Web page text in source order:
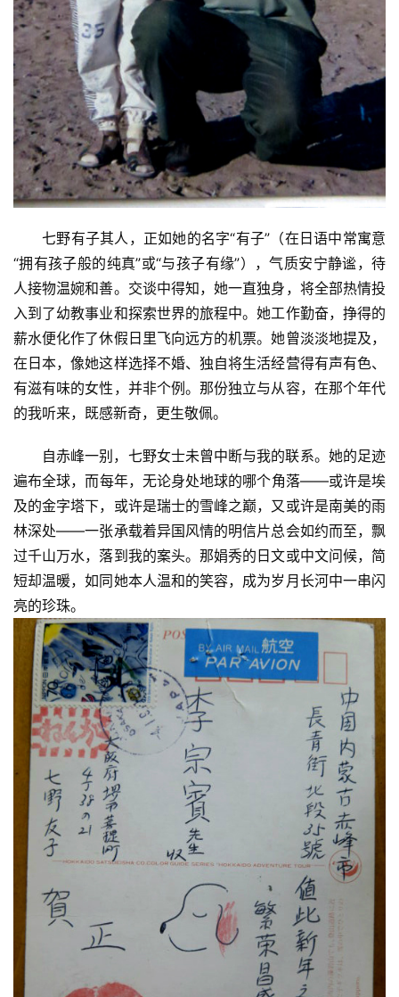
七野有子其人，正如她的名字“有子”（在日语中常寓意
“拥有孩子般的纯真”或“与孩子有缘”），气质安宁静谧，待
人接物温婉和善。交谈中得知，她一直独身，将全部热情投
入到了幼教事业和探索世界的旅程中。她工作勤奋，挣得的
薪水便化作了休假日里飞向远方的机票。她曾淡淡地提及，
在日本，像她这样选择不婚、独自将生活经营得有声有色、
有滋有味的女性，并非个例。那份独立与从容，在那个年代
的我听来，既感新奇，更生敬佩。
自赤峰一别，七野女士未曾中断与我的联系。她的足迹
遍布全球，而每年，无论身处地球的哪个角落——或许是埃
及的金字塔下，或许是瑞士的雪峰之巅，又或许是南美的雨
林深处——一张承载着异国风情的明信片总会如约而至，飘
过千山万水，落到我的案头。那娟秀的日文或中文问候，简
短却温暖，如同她本人温和的笑容，成为岁月长河中一串闪
亮的珍珠。